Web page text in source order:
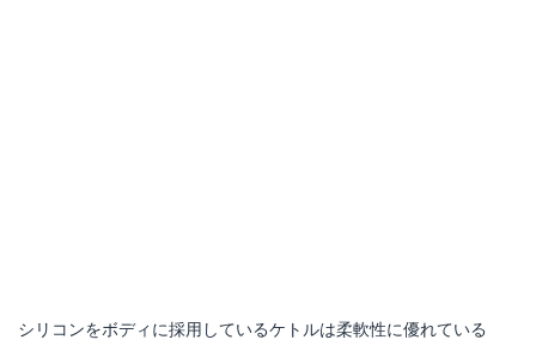
シリコンをボディに採用しているケトルは柔軟性に優れている